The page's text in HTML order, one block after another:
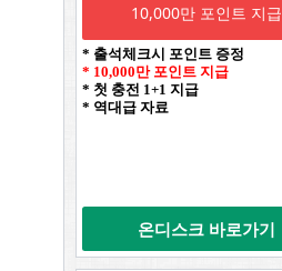
10,000만 포인트 지급
* 출석체크시 포인트 증정
* 10,000만 포인트 지급
* 첫 충전 1+1 지급
* 역대급 자료
온디스크 바로가기